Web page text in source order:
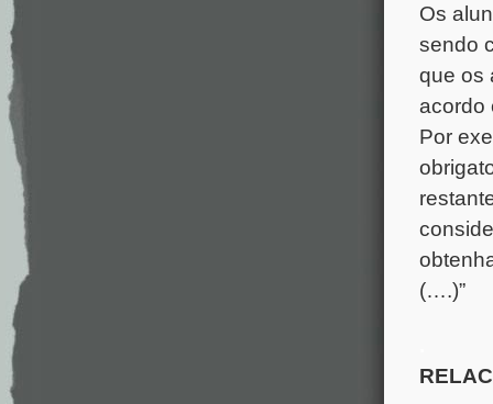
Os
sendo
que os
acordo
Por
(….)”